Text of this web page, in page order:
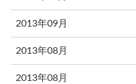
2013年09月
2013年08月
2013年08月